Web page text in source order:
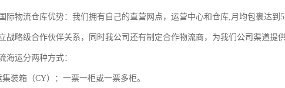
际物流仓库优势：我们拥有自己的直营网点，运营中心和仓库,月均包裹达
战略级合作伙伴关系，同时我公司还有制定合作物流商，为我们公司渠道提供
海运分两种方式：
集装箱（CY）：一票一柜或一票多柜。